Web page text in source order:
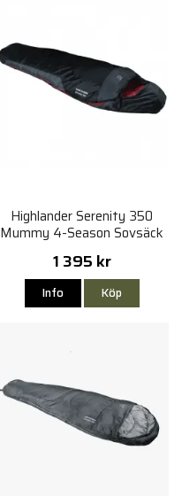
Highlander Serenity 350
Mummy 4-Season Sovsäck
1 395 kr
Info Köp